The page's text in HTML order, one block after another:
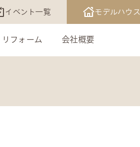
イベント一覧 モデルハウス
リフォーム 会社概要